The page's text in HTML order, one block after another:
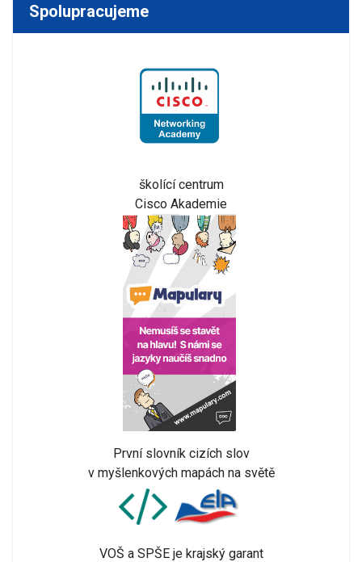
Spolupracujeme
školící centrum
Cisco Akademie
První slovník cizích slov
v myšlenkových mapách na světě
VOŠ a SPŠE je krajský garant